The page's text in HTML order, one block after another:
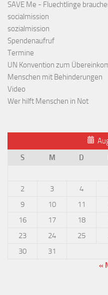
SAVE Me - Fluechtlinge
socialmission
sozialmission
Spendenaufruf
Termine
UN Konvention zum
Menschen mit Behinderungen
Video
Wer hilft Menschen in Not
S
M D
2
3 4
9
10 11
16
17 18
23
24 25
30
31
«